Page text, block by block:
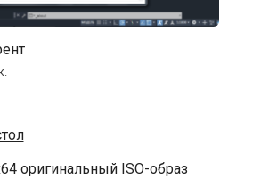
оригинальный ISO-образ